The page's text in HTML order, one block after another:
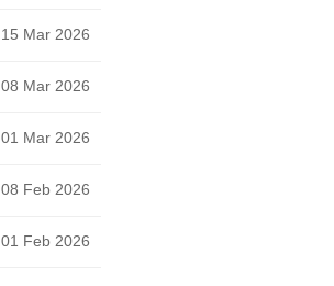
15 Mar 2026
08 Mar 2026
01 Mar 2026
08 Feb 2026
01 Feb 2026